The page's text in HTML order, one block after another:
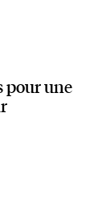
pour une